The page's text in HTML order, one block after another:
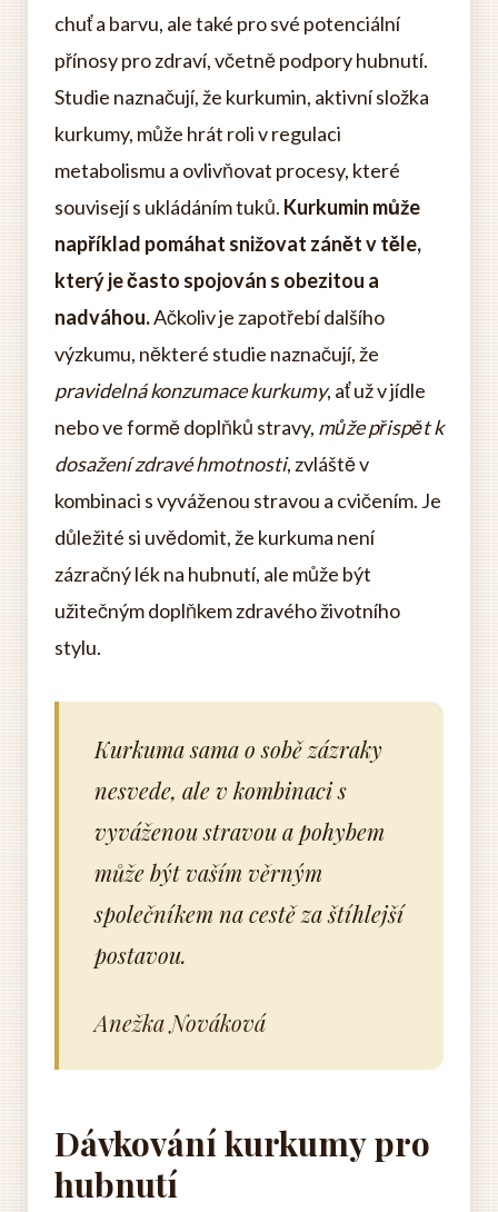
chuť a barvu, ale také pro své potenciální
přínosy pro zdraví, včetně podpory hubnutí.
Studie naznačují, že kurkumin, aktivní složka
kurkumy, může hrát roli v regulaci
metabolismu a ovlivňovat procesy, které
souvisejí s ukládáním tuků. Kurkumin může
například pomáhat snižovat zánět v těle,
který je často spojován s obezitou a
nadváhou.Ačkoliv je zapotřebí dalšího
výzkumu, některé studie naznačují, že
pravidelná konzumace kurkumy, ať už v jídle
nebo ve formě doplňků stravy, může přispět k
dosažení zdravé hmotnosti, zvláště v
kombinaci s vyváženou stravou a cvičením. Je
důležité si uvědomit, že kurkuma není
zázračný lék na hubnutí, ale může být
užitečným doplňkem zdravého životního
stylu.
Kurkuma sama o sobě zázraky
nesvede, ale v kombinaci s
vyváženou stravou a pohybem
může být vaším věrným
společníkem na cestě za štíhlejší
postavou.
Anežka Nováková
Dávkování kurkumy pro
hubnutí